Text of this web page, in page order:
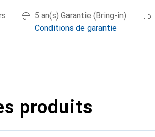
5 an(s) Garantie (Bring-in)
Conditions de garantie
produits